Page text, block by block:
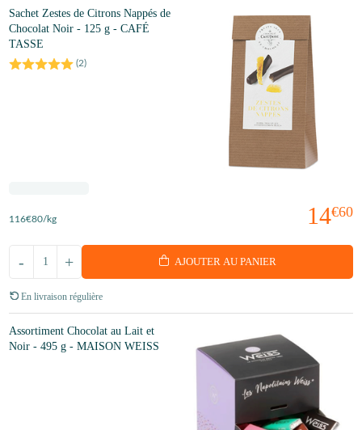
Sachet Zestes de Citrons Nappés de
Chocolat Noir - 125 g - CAFÉ
TASSE
(2)
14€60
116€80/kg
+
- AJOUTER AU PANIER
En livraison régulière
Assortiment Chocolat au Lait et
Noir - 495 g - MAISON WEISS